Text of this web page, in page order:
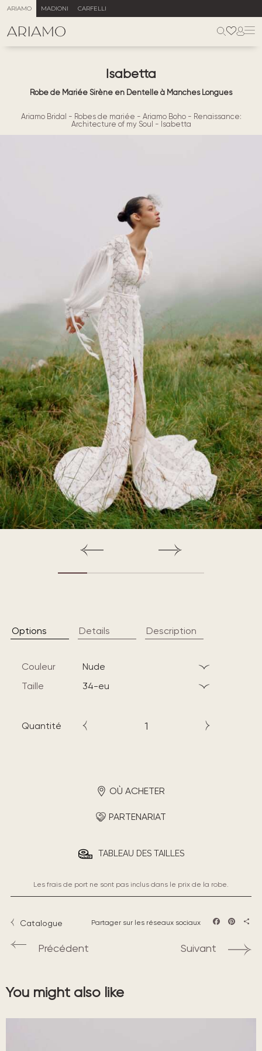
ARIAMO MADIONI CARFELLI
Isabetta
Robe de Mariée Sirène en Dentelle à Manches Longues
Ariamo Bridal - Robes de mariée - Ariamo Boho- Renaissance:
Architecture of my Soul - Isabetta
Options Details Description
Couleur
nude
Taille
34-eu
Quantité
OÙ ACHETER
PARTENARIAT
TABLEAU DES TAILLES
Les frais de port ne sont pas inclus dans le prix de la robe.
Catalogue Partager sur les réseaux sociaux
Précédent Suivant
You might also like